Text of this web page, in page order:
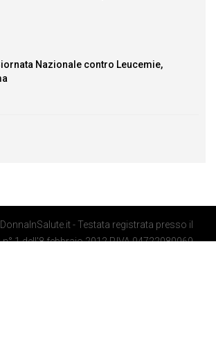
Nazionale contro Leucemie,
- Testata registrata presso il
1 dell'8 febbraio 2012 P.IVA 04722080969 -